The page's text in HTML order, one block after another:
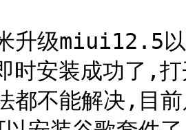
升级miui12.5
时安装成功了,
都不能解决,目